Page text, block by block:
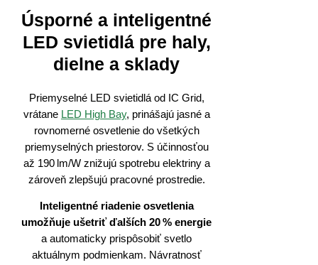
Úsporné a inteligentné
LED svietidlá pre haly,
dielne a sklady
Priemyselné LED svietidlá od IC Grid,
vrátane LED High Bay, prinášajú jasné a
rovnomerné osvetlenie do všetkých
priemyselných priestorov. S účinnosťou
až 190 lm/W znižujú spotrebu elektriny a
zároveň zlepšujú pracovné prostredie.
Inteligentné riadenie osvetlenia
umožňuje ušetriť ďalších 20 % energie
a automaticky prispôsobiť svetlo
aktuálnym podmienkam. Návratnosť